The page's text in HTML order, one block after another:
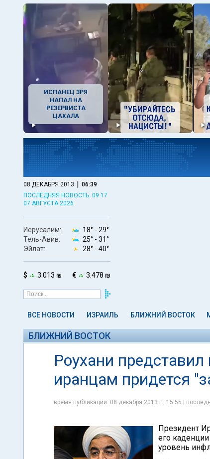
ИСПАНЕЦ ЗРЯ
НАПАЛ НА
РЕЗЕРВИСТА
ЦАХАЛА
08 ДЕКАБРЯ 2013 | 06:39
ПОСЛЕДНЯЯ НОВОСТЬ: 09:17
07 АВГУСТА 2026
Иерусалим: 18° - 29°
Тель-Авив:
25° - 31°
Эйлат:
28° - 40°
$ 3.013 ₪ € 3.478 ₪
ВСЕ НОВОСТИ ИЗРАИЛЬ БЛИЖНИЙ ВОСТОК
БЛИЖНИЙ ВОСТОК
Роухани
иранцам придется
время публикации: 08 декабря 2013 г., 15:55 |
Президент
его
уровень